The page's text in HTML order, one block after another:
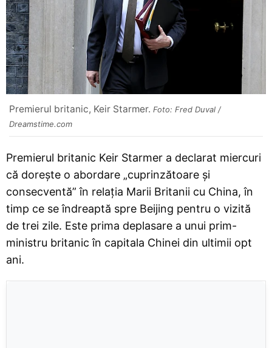
Premierul britanic, Keir Starmer. Foto: Fred Duval /
Dreamstime.com
Premierul britanic Keir Starmer a declarat miercuri
că dorește o abordare „cuprinzătoare și
consecventă” în relația Marii Britanii cu China, în
timp ce se îndreaptă spre Beijing pentru o vizită
de trei zile. Este prima deplasare a unui prim-
ministru britanic în capitala Chinei din ultimii opt
ani.